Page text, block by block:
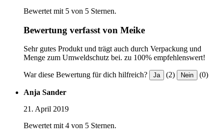
Bewertet mit 5 von 5 Sternen.
Bewertung verfasst von Meike
Sehr gutes Produkt und trägt auch durch Verpackung und
Menge zum Umweldschutz bei. zu 100% empfehlenswert!
War diese Bewertung für dich hilfreich? Ja (2) Nein (0)
Anja Sander
21. April 2019
Bewertet mit 4 von 5 Sternen.